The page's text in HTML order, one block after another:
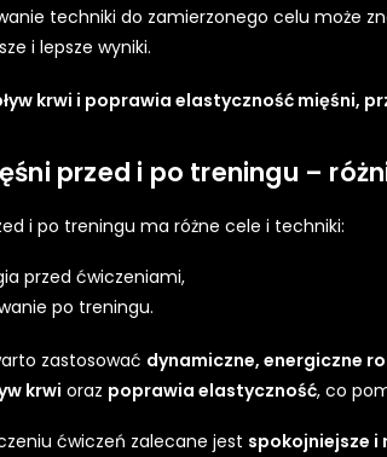
techniki do zamierzonego celu może
i lepsze wyniki.
krwi i poprawia elastyczność mięśni,
przed i po treningu –
i po treningu ma różne cele i techniki:
przed ćwiczeniami,
po treningu.
zastosować dynamiczne, energiczne
krwi oraz poprawia elastyczność, co
ćwiczeń zalecane jest spokojniejsze i